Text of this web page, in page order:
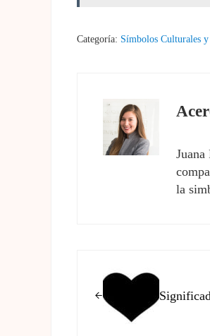
Categoría: Símbolos Culturales
la